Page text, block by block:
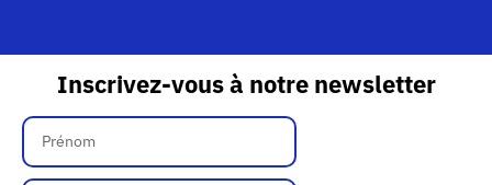
Inscrivez-vous à notre newsletter